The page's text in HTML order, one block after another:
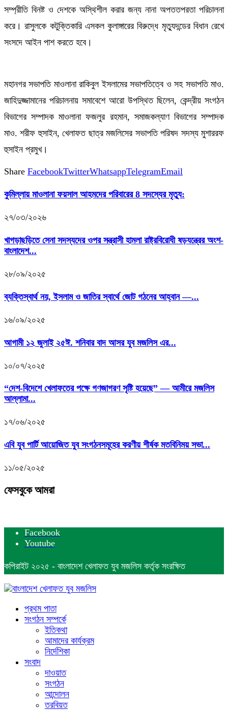
সম্প্রীতি বিনষ্ট ও দেশকে অস্থিশীল করার জন্য নানা অপততপরতা পরিচালনা
করে। রাসুলকে কটুক্তিকারি এসকল কুলাঙ্গারের বিরুদ্ধে মৃত্যুদন্ডের বিধান রেখে
সংসদে আইন পাশ করতে হবে।
মহানগর সভাপতি মাওলানা রাকিবুল ইসলামের সভাপতিত্বে ও সহ সভাপতি মাও.
জাহিদুজ্জামানের পরিচালনায় সমাবেশে আরো উপস্থিত ছিলেন, কেন্দ্রীয় সংগঠন
বিভাগের সম্পাদক মাওলানা ফজলুর রহমান, সমাজকল্যাণ বিভাগের সম্পাদক
মাও. শরীফ হুসাইন, খেলাফত ছাত্র মজলিসের সভাপতি পরিষদ সদস্য মুশাররফ
হুসাইন প্রমুখ।
Share FacebookTwitterWhatsappTelegramEmail
কুমিল্লায় মাওলানা ফয়সাল আহমদের পরিবারের 8 সদস্যের মৃত্যু:
২৭/০৩/২০২৬
খাগড়াছড়িতে সেনা সদস্যদের ওপর সন্ত্রাসী হামলা রাষ্ট্রবিরোধী ষড়যন্ত্রের অংশ-
বাংলাদেশ...
২৮/০৯/২০২৫
ব্যক্তিস্বার্থ নয়, ইসলাম ও জাতির স্বার্থে জোট গঠনের আহ্বান —...
১৬/০৯/২০২৫
আগামী ১২ জুলাই ২৫ঈ. শনিবার বাদ আসর যুব মজলিস এর...
১০/০৭/২০২৫
“দেশ-বিদেশে খেলাফতের পক্ষে গণজাগরণ সৃষ্টি হয়েছে” — আমীরে মজলিস
আল্লামা...
১৭/০৬/২০২৫
এবি যুব পার্টি আয়োজিত যুব সংগঠনসমূহের করণীয় শীর্ষক মতবিনিময় সভা...
১১/০৫/২০২৫
ফেসবুকে আমরা
Facebook
Youtube
কপিরাইট ২০২৫ - বাংলাদেশ খেলাফত যুব মজলিস কর্তৃক সংরক্ষিত
প্রথম পাতা
সংগঠন সম্পর্কে
ইতিকথা
আমাদের কার্যক্রম
নির্দেশিকা
সংবাদ
দাওয়াত
সংগঠন
আন্দোলন
তরবিয়ত